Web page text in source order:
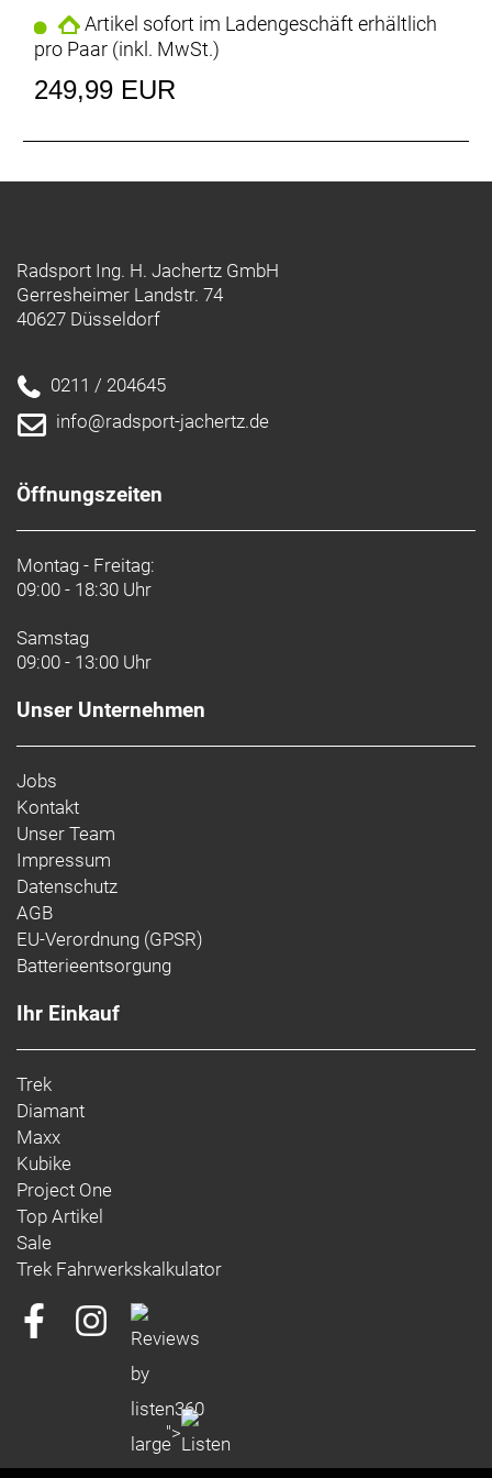
Diamant-Produkte: https://www.diamantrad.com/manuals/
Artikel sofort im Ladengeschäft erhältlich
pro Paar (inkl. MwSt.)
249,99 EUR
Radsport Ing. H. Jachertz GmbH
Gerresheimer Landstr. 74
40627 Düsseldorf
0211 / 204645
info@radsport-jachertz.de
Öffnungszeiten
Montag - Freitag:
09:00 - 18:30 Uhr
Samstag
09:00 - 13:00 Uhr
Unser Unternehmen
Jobs
Kontakt
Unser Team
Impressum
Datenschutz
AGB
EU-Verordnung (GPSR)
Batterieentsorgung
Ihr Einkauf
Trek
Diamant
Maxx
Kubike
Project One
Top Artikel
Sale
Trek Fahrwerkskalkulator
">